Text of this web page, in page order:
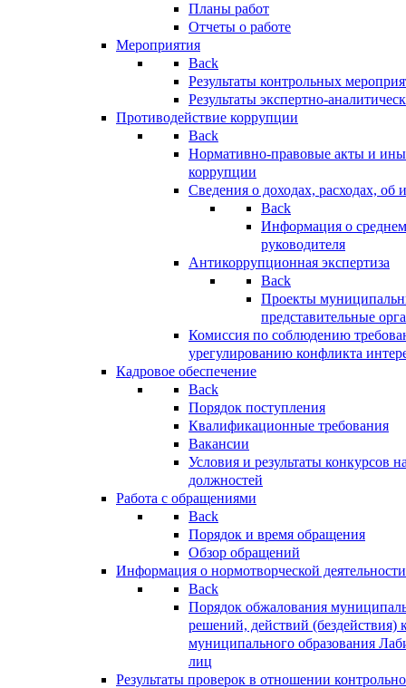
Планы работ
Отчеты о работе
Мероприятия
Back
Результаты контрольных
Результаты экспертно-
Противодействие коррупции
Back
Нормативно-правовые акты и
коррупции
Сведения о доходах, расходах, об
Back
Информация о
руководителя
Антикоррупционная экспертиза
Back
Проекты
представительные
Комиссия по соблюдению
урегулированию конфликта
Кадровое обеспечение
Back
Порядок поступления
Квалификационные требования
Вакансии
Условия и результаты конкурсов
должностей
Работа с обращениями
Back
Порядок и время обращения
Обзор обращений
Информация о нормотворческой деятельности
Back
Порядок обжалования
решений, действий (бездействия)
муниципального образования
лиц
Результаты проверок в отношении